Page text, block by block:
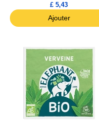
£ 5,43
Ajouter